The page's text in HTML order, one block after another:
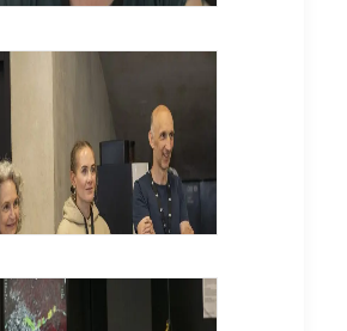
Hochschulen / ilgs.at